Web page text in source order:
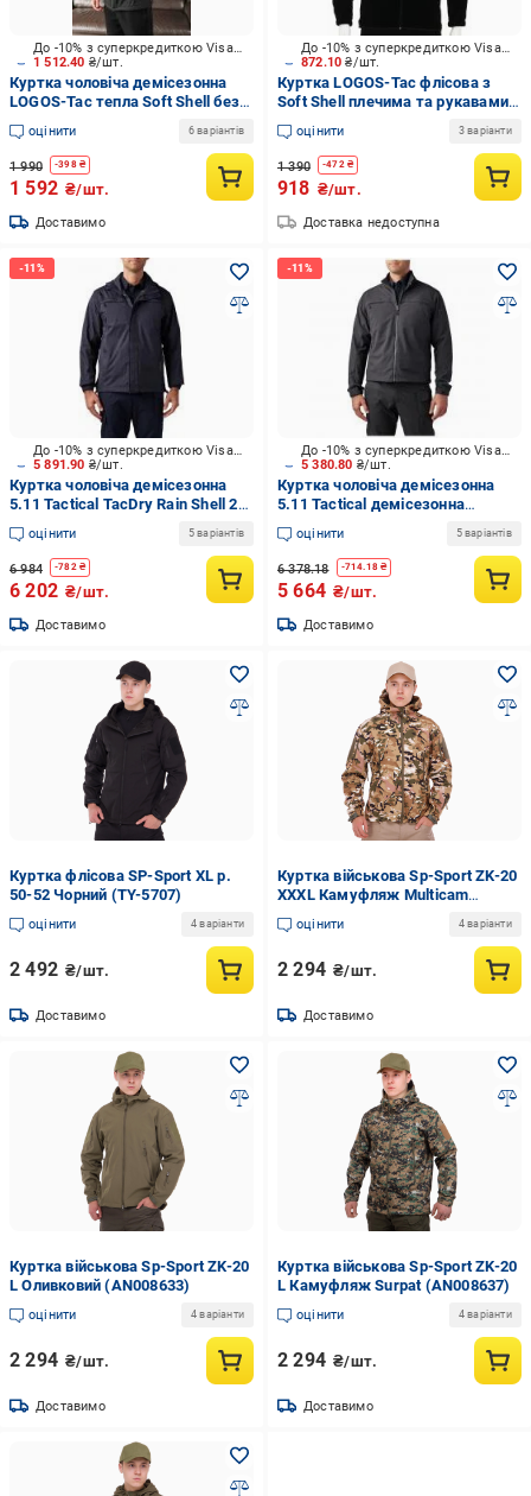
1 512.40 ₴/шт.
До -10% з суперкредиткою Visa Вигода
Куртка чоловіча демісезонна
LOGOS-Tac тепла Soft Shell без
шевронів 04-07-00-0027 р.S
чорнаоцінити 6 варіантів
1 990 -398₴
1 592 ₴/шт.
Доставимо
872.10₴/шт.
До -10% з суперкредиткою Visa Вигода
Куртка LOGOS-Tac флісова з
Soft Shell плечима та рукавами
04-07-00-0004 р.M чорний
оцінити 3 варіанти
1 390 -472₴
918 ₴/шт.
Доставка недоступна
5 891.90 ₴/шт.
До -10% з суперкредиткою Visa Вигода
Куртка чоловіча демісезонна
5.11 Tactical TacDry Rain Shell 2.0
48372-724 р.XXL dark navy
оцінити 5 варіантів
6 984 -782₴
6 202 ₴/шт.
Доставимо
5 380.80 ₴/шт.
До -10% з суперкредиткою Visa Вигода
Куртка чоловіча демісезонна
5.11 Tactical демісезонна
"Chameleon Softshell Jacket 2.0"
48373-019 р.XXL [019] Black
оцінити 5 варіантів
6 378.18 -714.18₴
5 664 ₴/шт.
Доставимо
Куртка флісова SP-Sport XL р.
50-52 Чорний (TY-5707)
оцінити 4 варіанти
2 492 ₴/шт.
Доставимо
Куртка військова Sp-Sport ZK-20
XXXL Камуфляж Multicam
(AN008644)
оцінити 4 варіанти
2 294 ₴/шт.
Доставимо
Куртка військова Sp-Sport ZK-20
L Оливковий (AN008633)
оцінити 4 варіанти
2 294 ₴/шт.
Доставимо
Куртка військова Sp-Sport ZK-20
L Камуфляж Surpat (AN008637)
оцінити 4 варіанти
2 294 ₴/шт.
Доставимо